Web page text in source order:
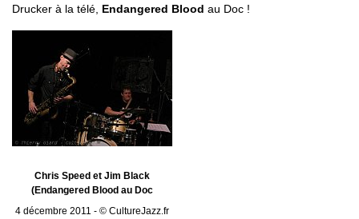
Drucker à la télé, Endangered Blood au Doc !
Chris Speed et Jim Black
(Endangered Blood au Doc
4 décembre 2011 - © CultureJazz.fr